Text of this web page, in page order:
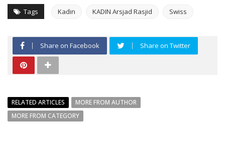
Tags Kadin KADIN Arsjad Rasjid Swiss
Share on Facebook Share on Twitter
RELATED ARTICLES
MORE FROM AUTHOR
MORE FROM CATEGORY